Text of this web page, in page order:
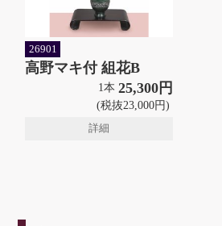
26901
高野マキ付 組花B
1本 25,300円
(税抜23,000円)
詳細